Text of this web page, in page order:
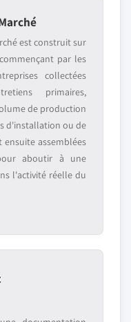
est construit sur
par les
collectées
primaires,
de production
d'installation ou de
assemblées
aboutir à une
l'activité réelle du